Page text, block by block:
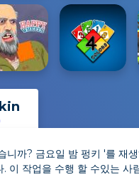
니까? 금요일 밤 펑키 '를 재
이 작업을 수행 할 수있는